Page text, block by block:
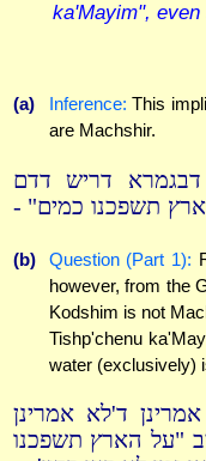
ka'Mayim",
(a) Inference: This
are Machshir.
דריש דדם
תשפכנו כמים" -
(b) Question (Part 1):
however, from the
Kodshim is not
Tishp'chenu
water (exclusively)
ד'לא אמרינן
"על הארץ תשפכנו